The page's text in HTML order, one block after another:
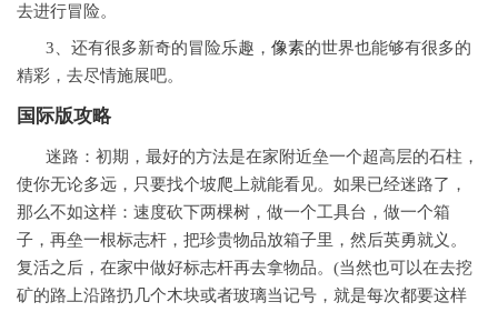
去进行冒险。
3、还有很多新奇的冒险乐趣， 像素的世界也能够有很多的
精彩，去尽情施展吧。
国际版攻略
迷路：初期，最好的方法是在家附近垒一个超高层的石柱，
使你无论多远，只要找个坡爬上就能看见。如果已经迷路了，
那么不如这样：速度砍下两棵树，做一个工具台，做一个箱
子，再垒一根标志杆，把珍贵物品放箱子里，然后英勇就义。
复活之后，在家中做好标志杆再去拿物品。(当然也可以在去挖
矿的路上沿路扔几个木块或者玻璃当记号，就是每次都要这样